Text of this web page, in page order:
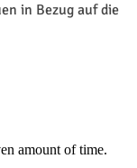
in Bezug auf die